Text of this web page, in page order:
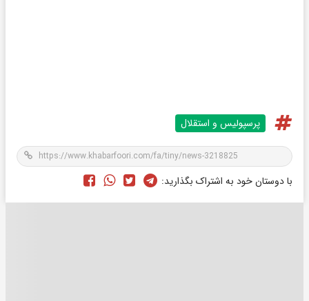
پرسپولیس و استقلال
با دوستان خود به اشتراک بگذارید: